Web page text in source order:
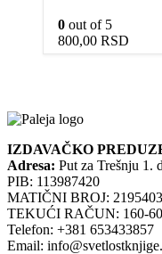
0 out of 5
800,00 RSD
IZDAVAČKO
Adresa: Put za Trešnju 1.
PIB: 113987420
MATIČNI BROJ:
TEKUĆI RAČUN: 160-
Telefon: +381 653433857
Email: